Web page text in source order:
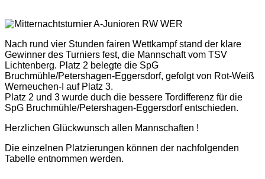
Nach rund vier Stunden fairen Wettkampf stand der klare
Gewinner des Turniers fest, die Mannschaft vom TSV
Lichtenberg. Platz 2 belegte die SpG
Bruchmühle/Petershagen-Eggersdorf, gefolgt von Rot-Weiß
Werneuchen-I auf Platz 3.
Platz 2 und 3 wurde duch die bessere Tordifferenz für die
SpG Bruchmühle/Petershagen-Eggersdorf entschieden.
Herzlichen Glückwunsch allen Mannschaften !
Die einzelnen Platzierungen können der nachfolgenden
Tabelle entnommen werden.